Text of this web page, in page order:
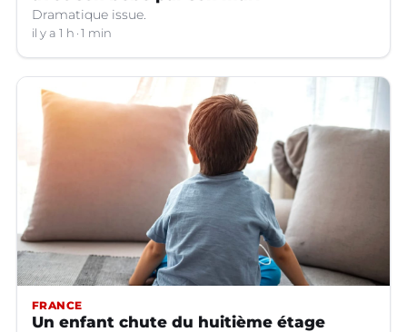
Dramatique issue.
il y a 1 h 1 min
FRANCE
Un enfant chute du huitième étage